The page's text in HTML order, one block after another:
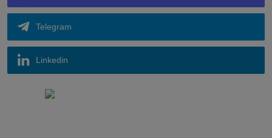
Telegram
Linkedin